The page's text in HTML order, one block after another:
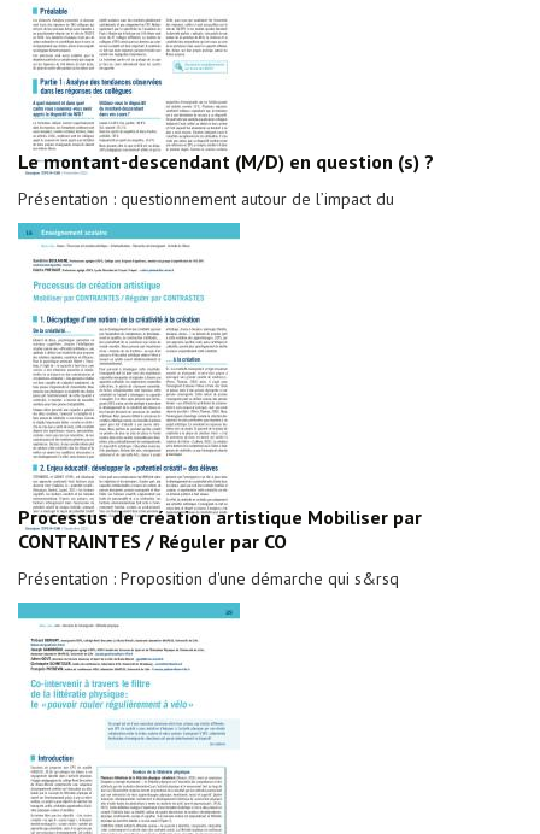
Le montant-descendant (M/D) en question (s) ?
Présentation : questionnement autour de l’impact du
Processus de création artistique Mobiliser par
CONTRAINTES / Réguler par CO
Présentation : Proposition d'une démarche qui s&rsq